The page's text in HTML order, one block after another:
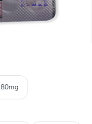
80mg